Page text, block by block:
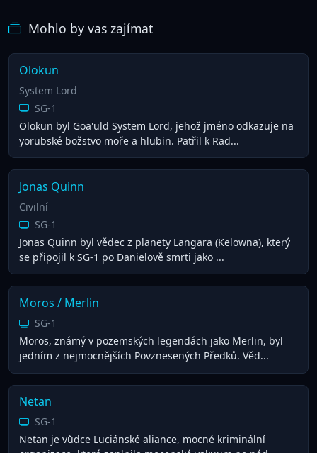
Mohlo by vas zajímat
Olokun
System Lord
SG-1
Olokun byl Goa'uld System Lord, jehož jméno odkazuje na
yorubské božstvo moře a hlubin. Patřil k Rad...
Jonas Quinn
Civilní
SG-1
Jonas Quinn byl vědec z planety Langara (Kelowna), který
se připojil k SG-1 po Danielově smrti jako ...
Moros / Merlin
SG-1
Moros, známý v pozemských legendách jako Merlin, byl
jedním z nejmocnějších Povznesených Předků. Věd...
Netan
SG-1
Netan je vůdce Luciánské aliance, mocné kriminální